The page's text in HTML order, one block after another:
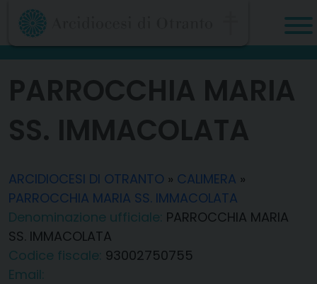
Skip
content
PARROCCHIA MARIA
SS. IMMACOLATA
ARCIDIOCESI DI OTRANTO » CALIMERA »
PARROCCHIA MARIA SS. IMMACOLATA
Denominazione ufficiale: PARROCCHIA MARIA
SS. IMMACOLATA
Codice fiscale: 93002750755
Email: